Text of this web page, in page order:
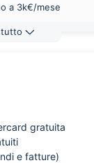
a 3k€/mese
tutto
gratuita
e fatture)